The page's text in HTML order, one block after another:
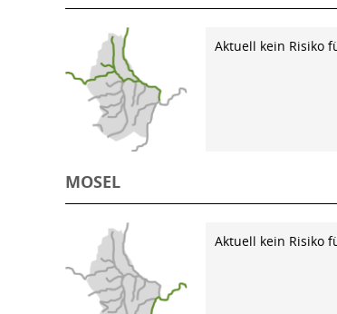
Aktuell kein Risiko
MOSEL
Aktuell kein Risiko